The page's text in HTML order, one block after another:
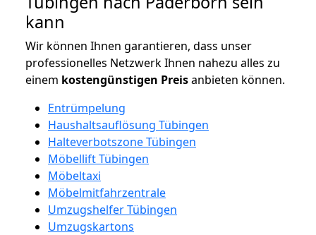
kann
Wir können Ihnen garantieren, dass unser
professionelles Netzwerk Ihnen nahezu alles zu
einem kostengünstigen Preisanbieten können.
Entrümpelung
Haushaltsauflösung Tübingen
Halteverbotszone Tübingen
Möbellift Tübingen
Möbeltaxi
Möbelmitfahrzentrale
Umzugshelfer Tübingen
Umzugskartons